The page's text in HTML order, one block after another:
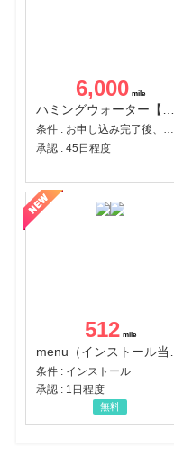
6,000
ハミングウォーター【販売代理店】
条件 : お申し込み完了後、決済登録完了と1ヶ月以内のサーバー初回設置。
承認 : 45日程度
512
条件 : インストール
承認 : 1日程度
無料